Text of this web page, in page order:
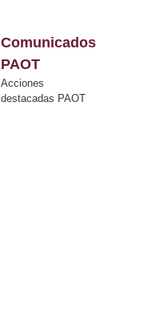
Comunicados
PAOT
Acciones
destacadas PAOT